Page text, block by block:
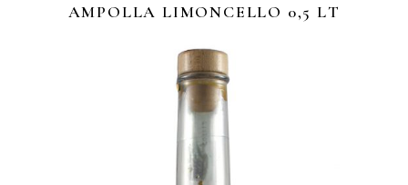
AMPOLLA LIMONCELLO 0,5 LT